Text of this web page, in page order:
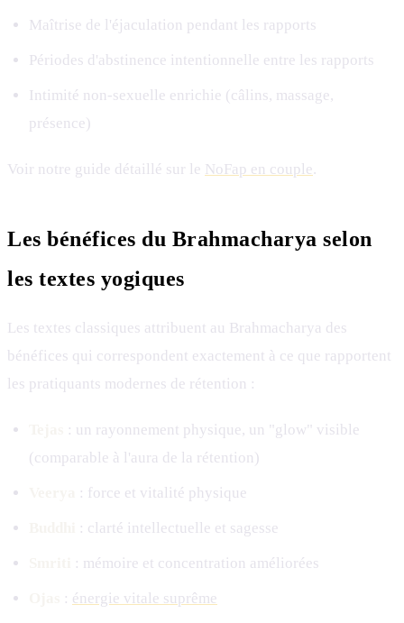
Maîtrise de l'éjaculation pendant les rapports
Périodes d'abstinence intentionnelle entre les rapports
Intimité non-sexuelle enrichie (câlins, massage,
présence)
Voir notre guide détaillé sur le NoFap en couple.
Les bénéfices du Brahmacharya selon
les textes yogiques
Les textes classiques attribuent au Brahmacharya des
bénéfices qui correspondent exactement à ce que rapportent
les pratiquants modernes de rétention :
: un rayonnement physique, un "glow" visible
(comparable à l'aura de la rétention)
: force et vitalité physique
: clarté intellectuelle et sagesse
: mémoire et concentration améliorées
: énergie vitale suprême